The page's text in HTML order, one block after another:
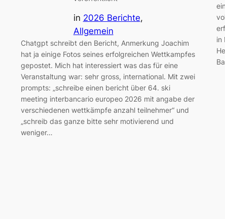
in 2026 Berichte
Allgemein
Chatgpt schreibt den Bericht, Anmerkung Joachim
hat ja einige Fotos seines erfolgreichen Wettkampfes
gepostet. Mich hat interessiert was das für eine
Veranstaltung war: sehr gross, international. Mit zwei
prompts: „schreibe einen bericht über 64. ski
meeting interbancario europeo 2026 mit angabe der
verschiedenen wettkämpfe anzahl teilnehmer“ und
„schreib das ganze bitte sehr motivierend und
weniger…
in